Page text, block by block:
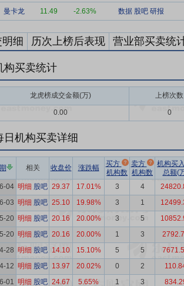
曼卡龙 11.49 -2.63% 数据 股吧 研报
细 历次上榜后表现 营业部买卖统
构买卖统计
龙虎榜成交金额(万) 上榜次数
0.00 0
日机构买卖详细
相关 收盘价 涨跌幅
买方
机构数
卖方
机构数
机构买入
总额(
04 明细 股吧 29.37 17.01% 3 4
03 明细 股吧 25.10 19.98% 3 1
20 明细 股吧 20.16 20.00% 3 5
20 明细 股吧 20.16 20.00% 1 3
28 明细 股吧 14.10 15.10% 5 5
12 明细 股吧 13.97 20.02% 0 2
01 明细 股吧 24.67 5.65% 1 3